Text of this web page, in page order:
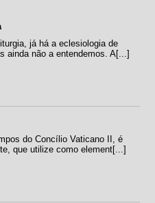
já há a eclesiologia de
ainda não a entendemos. A[...]
do Concílio Vaticano II, é
que utilize como element[...]